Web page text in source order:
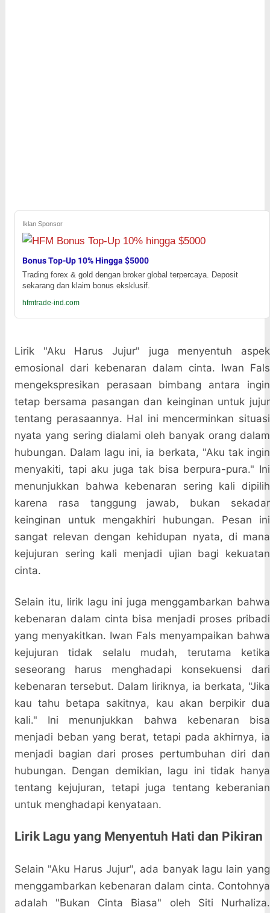
Iklan Sponsor
Bonus Top-Up 10% Hingga $5000
Trading forex & gold dengan broker global terpercaya. Deposit
sekarang dan klaim bonus eksklusif.
hfmtrade-ind.com
Lirik "Aku Harus Jujur" juga menyentuh aspek
emosional dari kebenaran dalam cinta. Iwan Fals
mengekspresikan perasaan bimbang antara ingin
tetap bersama pasangan dan keinginan untuk jujur
tentang perasaannya. Hal ini mencerminkan situasi
nyata yang sering dialami oleh banyak orang dalam
hubungan. Dalam lagu ini, ia berkata, "Aku tak ingin
menyakiti, tapi aku juga tak bisa berpura-pura." Ini
menunjukkan bahwa kebenaran sering kali dipilih
karena rasa tanggung jawab, bukan sekadar
keinginan untuk mengakhiri hubungan. Pesan ini
sangat relevan dengan kehidupan nyata, di mana
kejujuran sering kali menjadi ujian bagi kekuatan
cinta.
Selain itu, lirik lagu ini juga menggambarkan bahwa
kebenaran dalam cinta bisa menjadi proses pribadi
yang menyakitkan. Iwan Fals menyampaikan bahwa
kejujuran tidak selalu mudah, terutama ketika
seseorang harus menghadapi konsekuensi dari
kebenaran tersebut. Dalam liriknya, ia berkata, "Jika
kau tahu betapa sakitnya, kau akan berpikir dua
kali." Ini menunjukkan bahwa kebenaran bisa
menjadi beban yang berat, tetapi pada akhirnya, ia
menjadi bagian dari proses pertumbuhan diri dan
hubungan. Dengan demikian, lagu ini tidak hanya
tentang kejujuran, tetapi juga tentang keberanian
untuk menghadapi kenyataan.
Lirik Lagu yang Menyentuh Hati dan Pikiran
Selain "Aku Harus Jujur", ada banyak lagu lain yang
menggambarkan kebenaran dalam cinta. Contohnya
adalah "Bukan Cinta Biasa" oleh Siti Nurhaliza.